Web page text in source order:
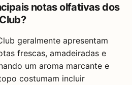
notas olfativas dos
geralmente apresentam
frescas, amadeiradas e
um aroma marcante e
costumam incluir